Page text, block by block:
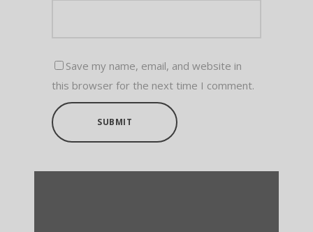
Save my name, email, and website in
this browser for the next time I comment.
SUBMIT